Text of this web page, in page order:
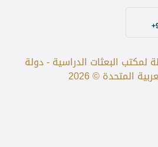
البعثات الدراسية - دولة
المتحدة © 2026